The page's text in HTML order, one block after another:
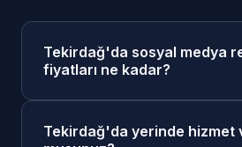
Tekirdağ'da sosyal medya
fiyatları ne kadar?
fiyatlarımız 4.000₺ -
Tekirdağ'da yerinde hizmet